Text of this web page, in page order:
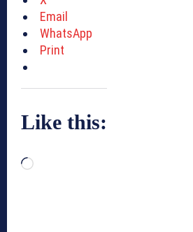
Email
WhatsApp
Print
Like this:
L